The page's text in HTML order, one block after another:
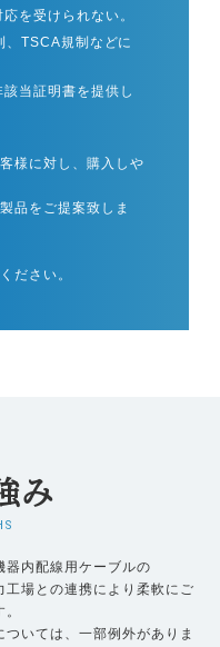
を受けられない。
TSCA規制などに
当証明書を提供し
様に対し、購入しや
品をご提案致しま
ださい。
み
器内配線用ケーブルの
場との連携により柔軟にご
いては、一部例外がありま